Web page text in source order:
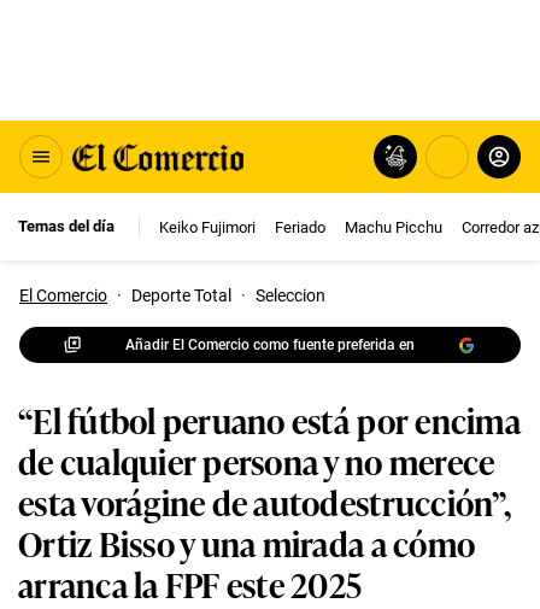
Temas del día Keiko Fujimori Feriado Machu Picchu Corredor
El Comercio · Deporte Total · Seleccion
Añadir El Comercio como fuente preferida en
“El fútbol peruano está por encima
de cualquier persona y no merece
esta vorágine de autodestrucción”,
Ortiz Bisso y una mirada a cómo
arranca la FPF este 2025